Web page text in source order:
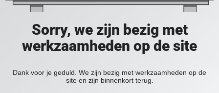
Sorry, we zijn bezig met
werkzaamheden op de site
Dank voor je geduld. We zijn bezig met werkzaamheden op de
site en zijn binnenkort terug.